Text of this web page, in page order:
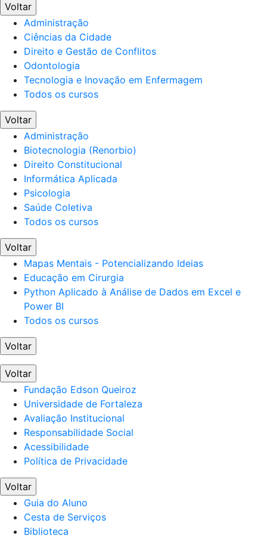
Voltar
Administração
Ciências da Cidade
Direito e Gestão de Conflitos
Odontologia
Tecnologia e Inovação em Enfermagem
Todos os cursos
Voltar
Administração
Biotecnologia (Renorbio)
Direito Constitucional
Informática Aplicada
Psicologia
Saúde Coletiva
Todos os cursos
Voltar
Mapas Mentais - Potencializando Ideias
Educação em Cirurgia
Python Aplicado à Análise de Dados em Excel e
Power BI
Todos os cursos
Voltar
Voltar
Fundação Edson Queiroz
Universidade de Fortaleza
Avaliação Institucional
Responsabilidade Social
Acessibilidade
Política de Privacidade
Voltar
Guia do Aluno
Cesta de Serviços
Biblioteca